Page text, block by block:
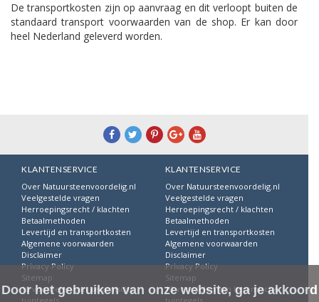
De transportkosten zijn op aanvraag en dit verloopt buiten de
standaard transport voorwaarden van de shop. Er kan door
heel Nederland geleverd worden.
KLANTENSERVICE
Over Natuursteenvoordelig.nl
Veelgestelde vragen
Herroepingsrecht / klachten
Betaalmethoden
Levertijd en transportkosten
Algemene voorwaarden
Disclaimer
Privacy Policy
Sitemap
10 voordelen van keramische
KLANTENSERVICE
Over Natuursteenvoordelig.nl
Veelgestelde vragen
Herroepingsrecht / klachten
Betaalmethoden
Levertijd en transportkosten
Algemene voorwaarden
Disclaimer
Privacy Policy
Sitemap
10 voordelen van keramische
Door het gebruiken van onze website, ga je akkoord